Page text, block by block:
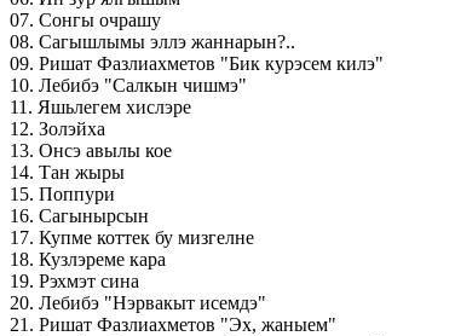
07. Сонгы очрашу
08. Сагышлымы эллэ жаннарын?..
09. Ришат Фазлиахметов "Бик курэсем килэ"
10. Лебибэ "Салкын чишмэ"
11. Яшьлегем хислэре
12. Золэйха
13. Онсэ авылы кое
14. Тан жыры
15. Поппури
16. Сагынырсын
17. Купме коттек бу мизгелне
18. Кузлэреме кара
19. Рэхмэт сина
20. Лебибэ "Hэрвакыт исемдэ"
21. Ришат Фазлиахметов "Эх, жаныем"